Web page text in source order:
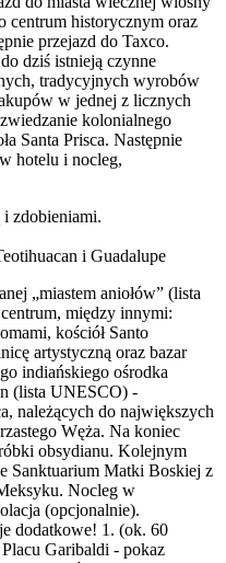
centrum historycznym oraz
przejazd do Taxco.
dziś istnieją czynne
tradycyjnych wyrobów
w jednej z licznych
kolonialnego
Santa Prisca. Następnie
hotelu i nocleg,
i Guadalupe
„miastem aniołów” (lista
między innymi:
kościół Santo
artystyczną oraz bazar
indiańskiego ośrodka
(lista UNESCO) -
należących do największych
Węża. Na koniec
obsydianu. Kolejnym
Sanktuarium Matki Boskiej z
Nocleg w
(opcjonalnie).
dodatkowe! 1. (ok. 60
Garibaldi - pokaz